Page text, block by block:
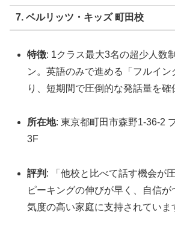
7. ベルリッツ・キッズ 町田校
特徴: 1クラス最大3名の超少人数
ン。英語のみで進める「フルイン
り、短期間で圧倒的な発話量を確
所在地: 東京都町田市森野1-36-2
3F
評判 : 「他校と比べて話す機会が
ピーキングの伸びが早く、自信が
気度の高い家庭に支持されていま